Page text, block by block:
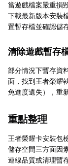
當遊戲檔案嚴重損
下載最新版本安裝
置暫存檔並確認儲
清除遊戲暫存
部分情況下暫存資
面，找到王者榮耀
免進度遺失），重
重點整理
王者榮耀卡安裝包
儲存空間三方面因
連線品質或清理暫